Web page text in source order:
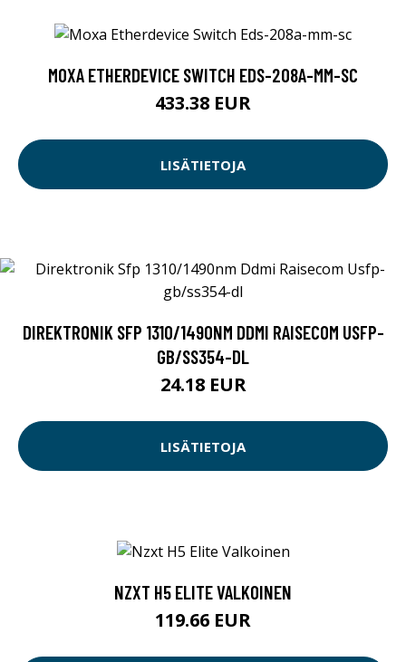
MOXA ETHERDEVICE SWITCH EDS-208A-MM-SC
433.38 EUR
LISÄTIETOJA
DIREKTRONIK SFP 1310/1490NM DDMI RAISECOM USFP-
GB/SS354-DL
24.18 EUR
LISÄTIETOJA
NZXT H5 ELITE VALKOINEN
119.66 EUR